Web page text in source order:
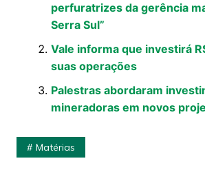
perfuratrizes da gerência
Serra Sul”
Vale informa que investirá
suas operações
Palestras abordaram
mineradoras em novos
Matérias